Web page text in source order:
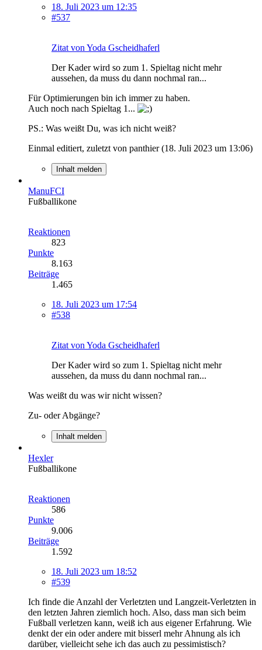
18. Juli 2023 um 12:35
#537
Zitat von Yoda Gscheidhaferl
Der Kader wird so zum 1. Spieltag nicht mehr
aussehen, da muss du dann nochmal ran...
Für Optimierungen bin ich immer zu haben.
Auch noch nach Spieltag 1...
PS.: Was weißt Du, was ich nicht weiß?
Einmal editiert, zuletzt von panthier (18. Juli 2023 um 13:06)
Inhalt melden
ManuFCI
Fußballikone
Reaktionen
823
Punkte
8.163
Beiträge
1.465
18. Juli 2023 um 17:54
#538
Zitat von Yoda Gscheidhaferl
Der Kader wird so zum 1. Spieltag nicht mehr
aussehen, da muss du dann nochmal ran...
Was weißt du was wir nicht wissen?
Zu- oder Abgänge?
Inhalt melden
Hexler
Fußballikone
Reaktionen
586
Punkte
9.006
Beiträge
1.592
18. Juli 2023 um 18:52
#539
Ich finde die Anzahl der Verletzten und Langzeit-Verletzten in
den letzten Jahren ziemlich hoch. Also, dass man sich beim
Fußball verletzen kann, weiß ich aus eigener Erfahrung. Wie
denkt der ein oder andere mit bisserl mehr Ahnung als ich
darüber, vielleicht sehe ich das auch zu pessimistisch?